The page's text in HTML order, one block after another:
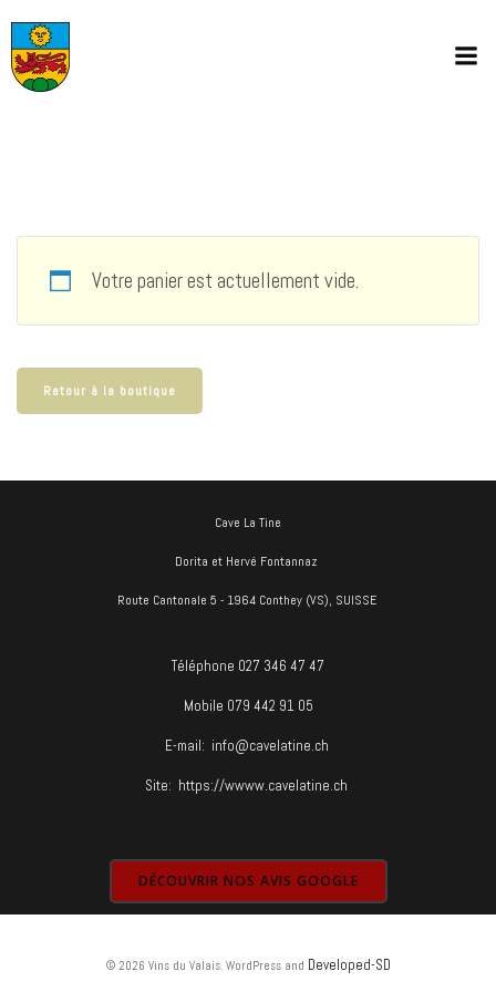
contenu
Votre panier est actuellement vide.
Retour à la boutique
Cave La Tine
Dorita et Hervé Fontannaz
Route Cantonale 5 - 1964 Conthey (VS), SUISSE
Téléphone 027 346 47 47
Mobile 079 442 91 05
E-mail: info@cavelatine.ch
Site: https://wwww.cavelatine.ch
DÉCOUVRIR NOS AVIS GOOGLE
© 2026 Vins du Valais. WordPress and Developed-SD